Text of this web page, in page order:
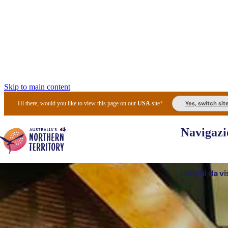
Skip to main content
Hi there, would you like to view this page on ourUSA site? Yes, switch
Luoghi da